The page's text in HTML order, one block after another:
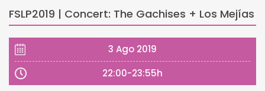
FSLP2019 | Concert: The Gachises + Los Mejías
3 Ago 2019
22:00-23:55h